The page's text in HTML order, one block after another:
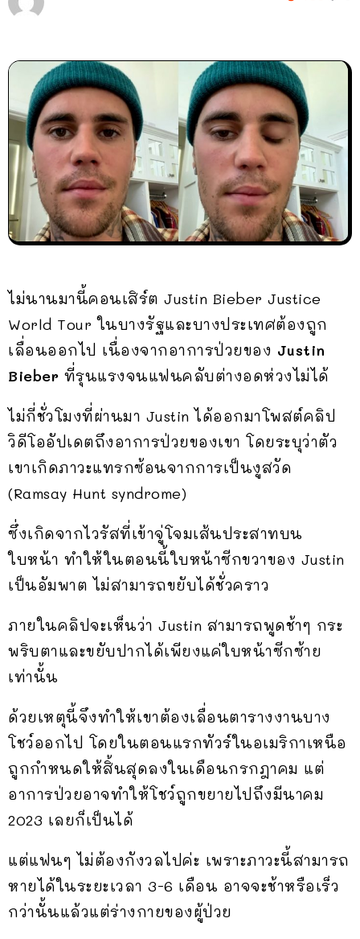
ไม่นานมานี้คอนเสิร์ต Justin Bieber Justice
World Tour ในบางรัฐและบางประเทศต้องถูก
เลื่อนออกไป เนื่องจากอาการป่วยของ Justin
Bieber ที่รุนแรงจนแฟนคลับต่างอดห่วงไม่ได้
ไม่กี่ชั่วโมงที่ผ่านมา Justin ได้ออกมาโพสต์คลิป
วิดีโออัปเดตถึงอาการป่วยของเขา โดยระบุว่าตัว
เขาเกิดภาวะแทรกซ้อนจากการเป็นงูสวัด
(Ramsay Hunt syndrome)
ซึ่งเกิดจากไวรัสที่เข้าจู่โจมเส้นประสาทบน
ใบหน้า ทำให้ในตอนนี้ใบหน้าซีกขวาของ Justin
เป็นอัมพาต ไม่สามารถขยับได้ชั่วคราว
ภายในคลิปจะเห็นว่า Justin สามารถพูดช้าๆ กระ
พริบตาและขยับปากได้เพียงแค่ใบหน้าซีกซ้าย
เท่านั้น
ด้วยเหตุนี้จึงทำให้เขาต้องเลื่อนตารางงานบาง
โชว์ออกไป โดยในตอนแรกทัวร์ในอเมริกาเหนือ
ถูกกำหนดให้สิ้นสุดลงในเดือนกรกฎาคม แต่
อาการป่วยอาจทำให้โชว์ถูกขยายไปถึงมีนาคม
2023 เลยก็เป็นได้
แต่แฟนๆ ไม่ต้องกังวลไปค่ะ เพราะภาวะนี้สามารถ
หายได้ในระยะเวลา 3-6 เดือน อาจจะช้าหรือเร็ว
กว่านั้นแล้วแต่ร่างกายของผู้ป่วย